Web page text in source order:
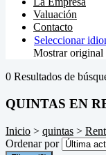
Valuación
Contacto
Seleccionar
Mostrar original
0 Resultados de
QUINTAS EN
Inicio > quintas >
Ordenar por